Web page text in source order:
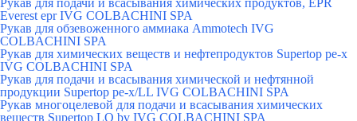
Рукав для подачи и всасывания химических продуктов, EPR
Everest epr IVG COLBACHINI SPA
Рукав для обзевоженного аммиака Ammotech IVG
COLBACHINI SPA
Рукав для химических веществ и нефтепродуктов Supertop pe-x
IVG COLBACHINI SPA
Рукав для подачи и всасывания химической и нефтянной
продукции Supertop pe-x/LL IVG COLBACHINI SPA
Рукав многоцелевой для подачи и всасывания химических
веществ Supertop LO bv IVG COLBACHINI SPA